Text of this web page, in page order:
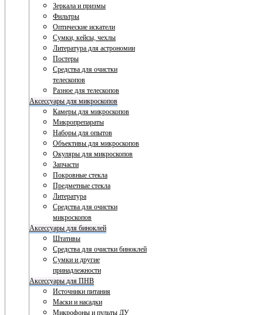
Зеркала и призмы
Фильтры
Оптические искатели
Сумки, кейсы, чехлы
Литература для астрономии
Постеры
Средства для очистки
телескопов
Разное для телескопов
Аксессуары для микроскопов
Камеры для микроскопов
Микропрепараты
Наборы для опытов
Объективы для микроскопов
Окуляры для микроскопов
Запчасти
Покровные стекла
Предметные стекла
Литература
Средства для очистки
микроскопов
Аксессуары для биноклей
Штативы
Средства для очистки биноклей
Сумки и другие
принадлежности
Аксессуары для ПНВ
Источники питания
Маски и насадки
Микрофоны и пульты ДУ